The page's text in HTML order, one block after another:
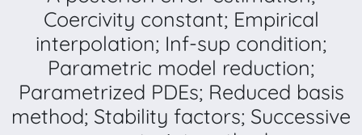
Coercivity constant; Empirical
interpolation; Inf-sup condition;
Parametric model reduction;
Parametrized PDEs; Reduced basis
method; Stability factors; Successive